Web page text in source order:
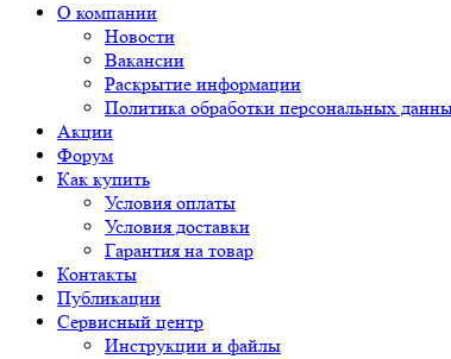
О компании
Новости
Вакансии
Раскрытие информации
Политика обработки персональных
Акции
Форум
Как купить
Условия оплаты
Условия доставки
Гарантия на товар
Контакты
Публикации
Сервисный центр
Инструкции и файлы